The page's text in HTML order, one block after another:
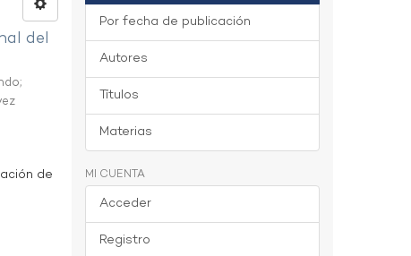
del
;
de
Por fecha de publicación
Autores
Títulos
Materias
MI CUENTA
Acceder
Registro